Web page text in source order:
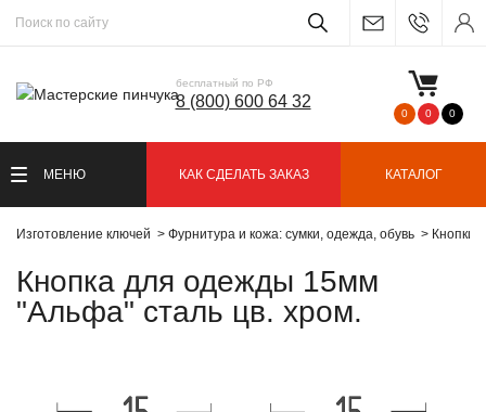
бесплатный по РФ
8 (800) 600 64 32
0 0 0
МЕНЮ КАК СДЕЛАТЬ ЗАКАЗ КАТАЛОГ
Изготовление ключей Фурнитура и кожа: сумки, одежда, обувь Кнопки
Кнопка для одежды 15мм
"Альфа" сталь цв. хром.